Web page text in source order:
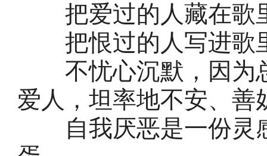
把爱过的人藏在歌
把恨过的人写进歌
不忧心沉默，因为
爱人，坦率地不安、善
自我厌恶是一份灵